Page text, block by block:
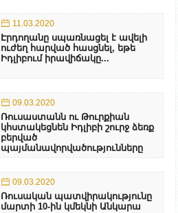
11.03.2020
Էրդողանը սպառնացել է ավելի
ուժեղ հարված հասցնել, եթե
Իդլիբում իրավիճակը...
09.03.2020
Ռուսաստանն ու Թուրքիան
կհստակեցնեն Իդլիբի շուրջ ձեռք
բերված
պայմանավորվածությունները
09.03.2020
Ռուսական պատվիրակությունը
մարտի 10-ին կմեկնի Անկարա